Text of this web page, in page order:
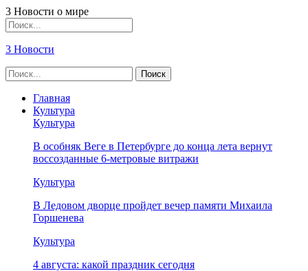
3 Новости о мире
3 Новости
Главная
Культура
Культура
В особняк Веге в Петербурге до конца лета вернут
воссозданные 6-метровые витражи
Культура
В Ледовом дворце пройдет вечер памяти Михаила
Горшенева
Культура
4 августа: какой праздник сегодня